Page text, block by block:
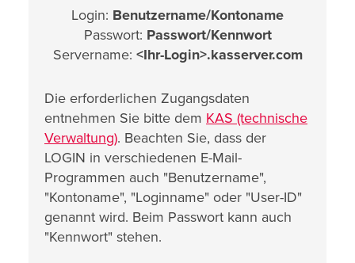
Login: Benutzername/Kontoname
Passwort: Passwort/Kennwort
Servername: <Ihr-Login>.kasserver.com
Die erforderlichen Zugangsdaten
entnehmen Sie bitte dem KAS (technische
Verwaltung). Beachten Sie, dass der
LOGIN in verschiedenen E-Mail-
Programmen auch "Benutzername",
"Kontoname", "Loginname" oder "User-ID"
genannt wird. Beim Passwort kann auch
"Kennwort" stehen.